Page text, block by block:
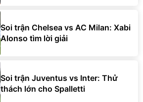
Soi trận Chelsea vs AC Milan: Xabi
Alonso tìm lời giải
Soi trận Juventus vs Inter: Thử
thách lớn cho Spalletti